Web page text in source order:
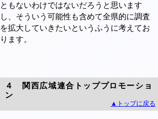
ともないわけではないだろうと思います
し、そういう可能性も含めて全県的に調査
を拡大していきたいというふうに考えてお
ります。
４ 関西広域連合トッププロモーショ
ン
▲トップに戻る